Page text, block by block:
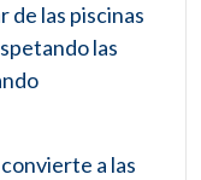
de las piscinas
las
a las